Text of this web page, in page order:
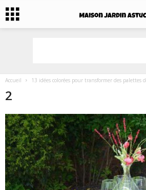
Accueil 13 idées colorées pour transformer des palettes
2